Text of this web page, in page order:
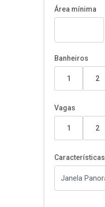
Área mínima
Banheiros
1 2
Vagas
1 2
Características